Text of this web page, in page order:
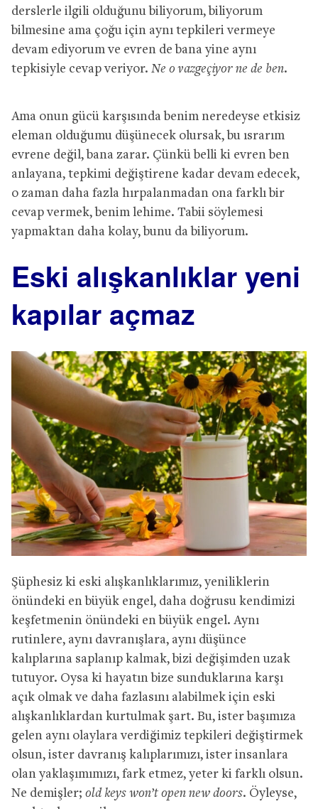
derslerle ilgili olduğunu biliyorum, biliyorum
bilmesine ama çoğu için aynı tepkileri vermeye
devam ediyorum ve evren de bana yine aynı
tepkisiyle cevap veriyor. Ne o vazgeçiyor ne de ben.
Ama onun gücü karşısında benim neredeyse etkisiz
eleman olduğumu düşünecek olursak, bu ısrarım
evrene değil, bana zarar. Çünkü belli ki evren ben
anlayana, tepkimi değiştirene kadar devam edecek,
o zaman daha fazla hırpalanmadan ona farklı bir
cevap vermek, benim lehime. Tabii söylemesi
yapmaktan daha kolay, bunu da biliyorum.
Eski alışkanlıklar yeni
kapılar açmaz
Şüphesiz ki eski alışkanlıklarımız, yeniliklerin
önündeki en büyük engel, daha doğrusu kendimizi
keşfetmenin önündeki en büyük engel. Aynı
rutinlere, aynı davranışlara, aynı düşünce
kalıplarına saplanıp kalmak, bizi değişimden uzak
tutuyor. Oysa ki hayatın bize sunduklarına karşı
açık olmak ve daha fazlasını alabilmek için eski
alışkanlıklardan kurtulmak şart. Bu, ister başımıza
gelen aynı olaylara verdiğimiz tepkileri değiştirmek
olsun, ister davranış kalıplarımızı, ister insanlara
olan yaklaşımımızı, fark etmez, yeter ki farklı olsun.
Ne demişler; old keys won’t open new doors. Öyleyse,